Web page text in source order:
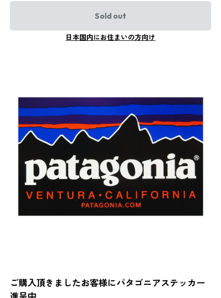
Sold out
日本国内にお住まいの方向け
ご購入頂きましたお客様にパタゴニアステッカー